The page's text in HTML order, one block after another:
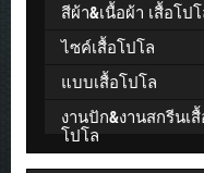
สีผ้า&เนื้อผ้า เสื้อโป
ไซค์เสื้อโปโล
แบบเสื้อโปโล
งานปัก&งานสกรีนเสื้
โปโล